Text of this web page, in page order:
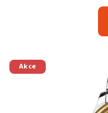
Akce